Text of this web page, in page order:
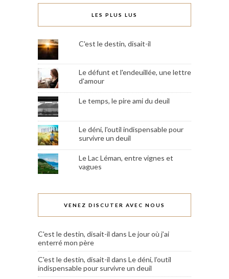
LES PLUS LUS
C'est le destin, disait-il
Le défunt et l'endeuillée, une lettre
d'amour
Le temps, le pire ami du deuil
Le déni, l'outil indispensable pour
survivre un deuil
Le Lac Léman, entre vignes et
vagues
VENEZ DISCUTER AVEC NOUS
C'est le destin, disait-il dans Le jour où j’ai
enterré mon père
C'est le destin, disait-il dans Le déni, l’outil
indispensable pour survivre un deuil